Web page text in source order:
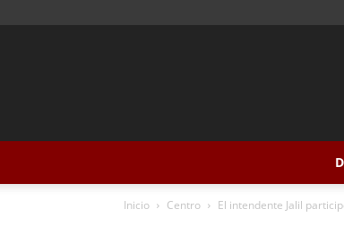
Inicio Centro El intendente Jalil